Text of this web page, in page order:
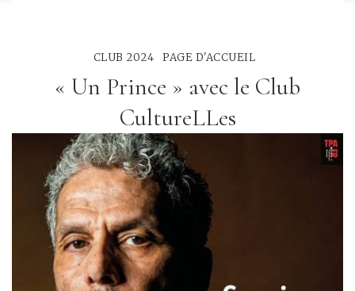
CLUB 2024 PAGE D'ACCUEIL
« Un Prince » avec le Club
CultureLLes